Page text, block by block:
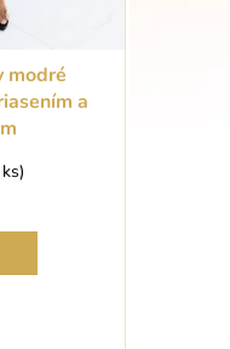
modré
a